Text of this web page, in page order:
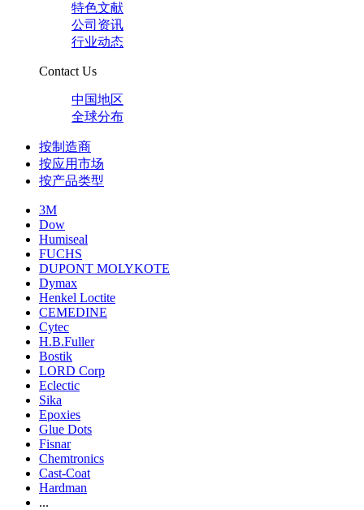
特色文献
公司资讯
行业动态
Contact Us
中国地区
全球分布
按制造商
按应用市场
按产品类型
3M
Dow
Humiseal
FUCHS
DUPONT MOLYKOTE
Dymax
Henkel Loctite
CEMEDINE
Cytec
H.B.Fuller
Bostik
LORD Corp
Eclectic
Sika
Epoxies
Glue Dots
Fisnar
Chemtronics
Cast-Coat
Hardman
...